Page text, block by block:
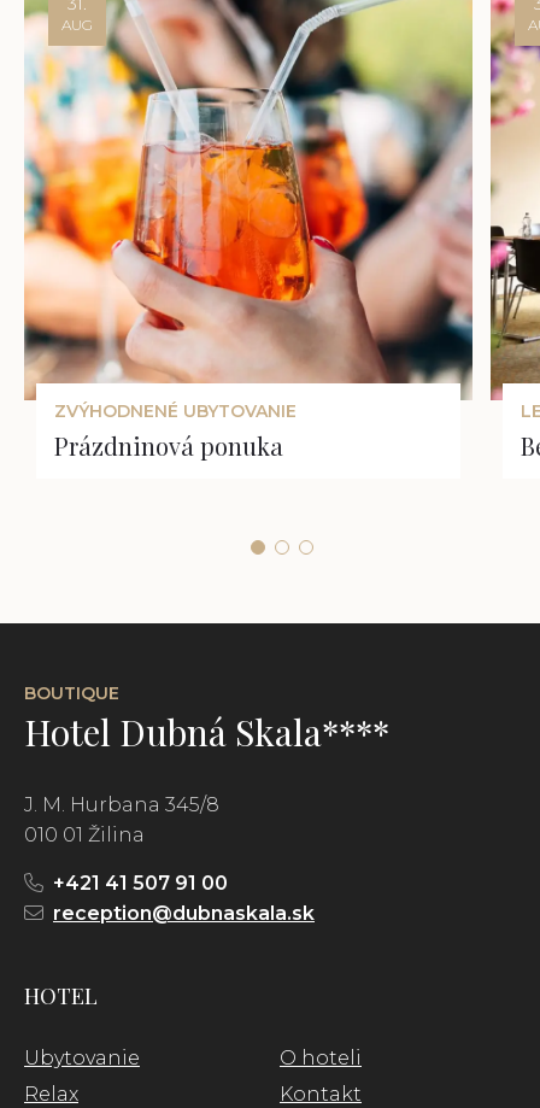
AUG
ZVÝHODNENÉ UBYTOVANIE
Prázdninová ponuka
BOUTIQUE
Hotel Dubná Skala****
J. M. Hurbana 345/8
010 01 Žilina
+421 41 507 91 00
reception@dubnaskala.sk
HOTEL
Ubytovanie
Relax
O hoteli
Kontakt